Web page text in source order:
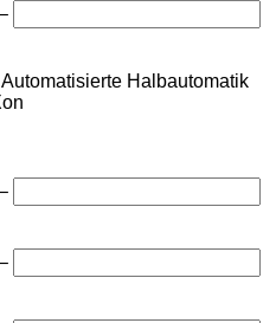
Automatisierte Halbautomatik